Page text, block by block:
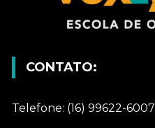
CONTATO:
Telefone: (16) 99622-6007